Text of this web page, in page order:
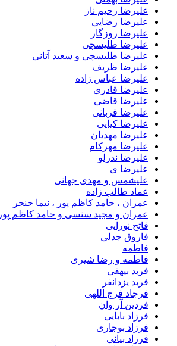
علیرضا رحیم ناز
علیرضا رضایی
علیرضا روزگار
علیرضا طلیسچی
علیرضا طلیسچی و سعید آتانی
علیرضا ظریف
علیرضا عباس زاده
علیرضا قادری
علیرضا قاضی
علیرضا قربانی
علیرضا کیایی
علیرضا مهدیان
علیرضا مهرکام
علیرضا ندرلو
علیرضا ی
علیشمس و مهدی جهانی
عماد طالب زاده
عمران ، حامد کاظم پور ، نیما حنجر
عمران و مجید سنسی و حامد کاظم پور
فاتح نورایی
فاروق جدلی
فاطمه
فاطمه و رضا شیری
فربد بیهقی
فربد یزدانفر
فرجاد فرج اللهی
فردین آر وان
فرزاد بابایی
فرزاد بوجاری
فرزاد بیانی